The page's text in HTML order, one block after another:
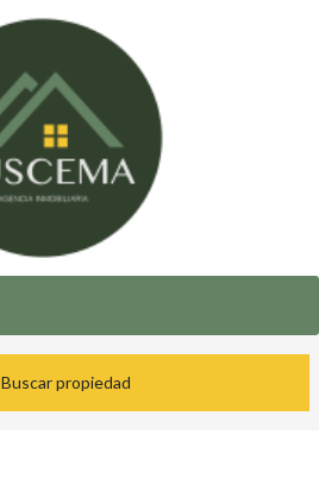
Buscar propiedad